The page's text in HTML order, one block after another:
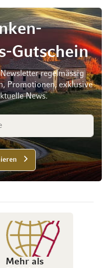
Gutschein
regelmässig
Promotionen, exklusive
News.
Mehr als